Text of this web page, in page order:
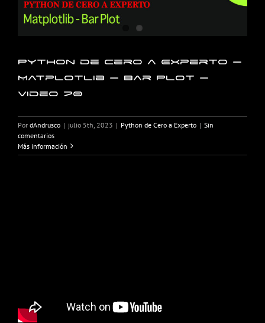
Python de Cero a Experto –
Matplotlib – Bar Plot –
Video 70
Por dAndrusco | julio 5th, 2023 | Python de Cero a Experto | Sin
comentarios
Más información